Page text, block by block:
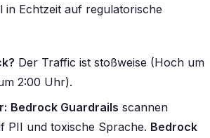
in Echtzeit auf regulatorische
Der Traffic ist stoßweise (Hoch um
2:00 Uhr).
Bedrock Guardrails scannen
PII und toxische Sprache. Bedrock